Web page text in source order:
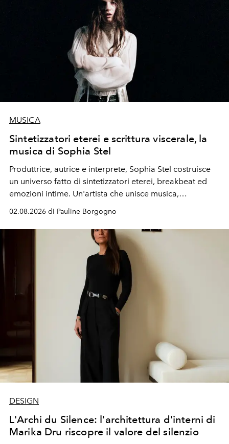
MUSICA
Sintetizzatori eterei e scrittura viscerale, la
musica di Sophia Stel
Produttrice, autrice e interprete, Sophia Stel costruisce
un universo fatto di sintetizzatori eterei, breakbeat ed
emozioni intime. Un'artista che unisce musica,
02.08.2026 di Pauline Borgogno
DESIGN
L'Archi du Silence: l'architettura d'interni di
Marika Dru riscopre il valore del silenzio